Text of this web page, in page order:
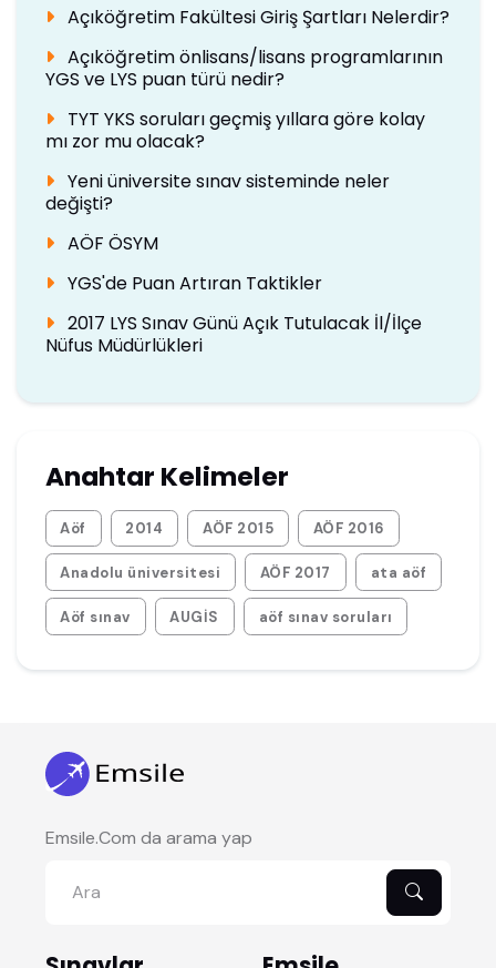
Açıköğretim Fakültesi Giriş Şartları Nelerdir?
Açıköğretim önlisans/lisans programlarının
YGS ve LYS puan türü nedir?
TYT YKS soruları geçmiş yıllara göre kolay
mı zor mu olacak?
Yeni üniversite sınav sisteminde neler
değişti?
AÖF ÖSYM
YGS'de Puan Artıran Taktikler
2017 LYS Sınav Günü Açık Tutulacak İl/İlçe
Nüfus Müdürlükleri
Anahtar Kelimeler
Aöf 2014 AÖF 2015 AÖF 2016
Anadolu üniversitesi AÖF 2017 ata aöf
Aöf sınav AUGİS aöf sınav soruları
Emsile.Com da arama yap